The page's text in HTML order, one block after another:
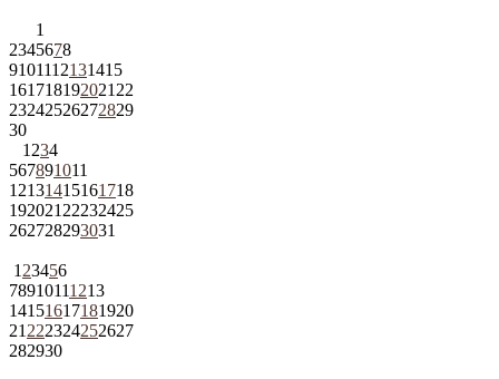
1
2345678
9101112131415
161718192021 22
23242526272829
30
1 234
567891011
12131415161718
192021 22232425
262728293031
1 23456
78910111213
14151617181920
21 222324252627
282930